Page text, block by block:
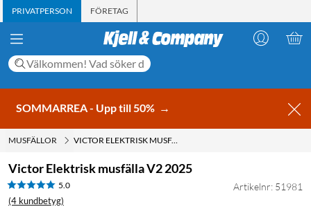
PRIVATPERSON FÖRETAG
SOMMARREA - Upp till 50% →
MUSFÄLLOR VICTOR ELEKTRISK MUSFÄLLA V2 2025
Victor Elektrisk musfälla V2 2025
5.0
(4 kundbetyg)
Artikelnr: 51981